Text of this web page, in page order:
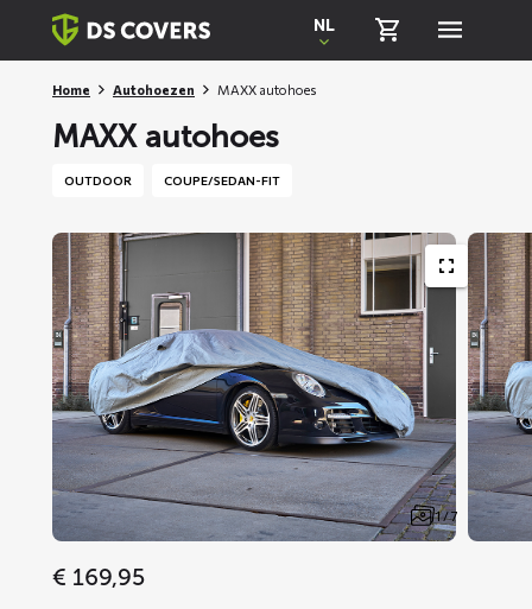
Skiplinks
NL
Home Autohoezen MAXX autohoes
MAXX autohoes
OUTDOOR COUPE/SEDAN-FIT
1 / 7
€ 169,95